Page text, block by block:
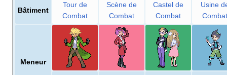
Bâtiment
Tour de
Combat
Scène de
Combat
Castel de
Combat
Usine
Combat
Meneur